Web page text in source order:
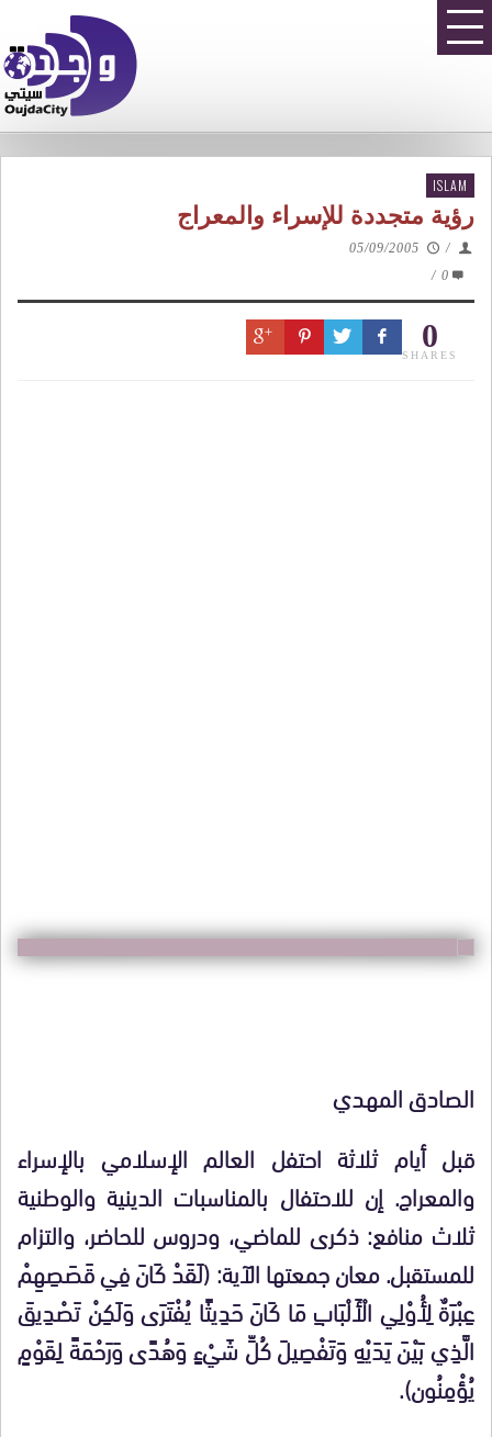
ISLAM
رؤية متجددة للإسراء والمعراج
/
05/09/2005
0
/
0
SHARES
الصادق المهدي
قبل أيام ثلاثة احتفل العالم الإسلامي بالإسراء
والمعراج. إن للاحتفال بالمناسبات الدينية والوطنية
ثلاث منافع: ذكرى للماضي، ودروس للحاضر، والتزام
للمستقبل. معان جمعتها الآية: (لَقَدْ كَانَ فِي قَصَصِهِمْ
عِبْرَةٌ لِأُوْلِي الْأَلْبَابِ مَا كَانَ حَدِيثًا يُفْتَرَى وَلَكِنْ تَصْدِيقَ
الَّذِي بَيْنَ يَدَيْهِ وَتَفْصِيلَ كُلِّ شَيْءٍ وَهُدًى وَرَحْمَةً لِقَوْمٍ
يُؤْمِنُون).